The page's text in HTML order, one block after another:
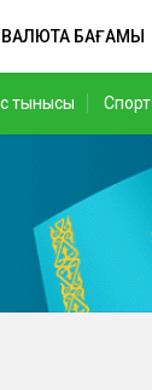
ВАЛЮТА БАҒАМЫ
тынысы Спорт